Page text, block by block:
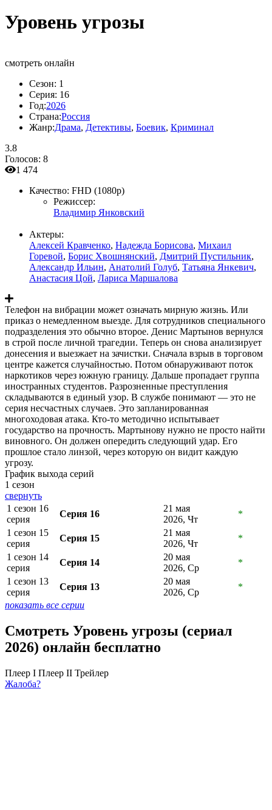
Уровень угрозы
смотреть онлайн
Сезон: 1
Серия: 16
Год:2026
Страна:Россия
Жанр:Драма, Детективы, Боевик, Криминал
3.8
Голосов: 8
1 474
Качество: FHD (1080p)
Режиссер:
Владимир Янковский
Актеры:
Алексей Кравченко, Надежда Борисова, Михаил
Горевой, Борис Хвошнянский, Дмитрий Пустильник,
Александр Ильин, Анатолий Голуб, Татьяна Янкевич,
Анастасия Цой, Лариса Маршалова
Телефон на вибрации может означать мирную жизнь. Или
приказ о немедленном выезде. Для сотрудников специального
подразделения это обычно второе. Денис Мартынов вернулся
в строй после личной трагедии. Теперь он снова анализирует
донесения и выезжает на зачистки. Сначала взрыв в торговом
центре кажется случайностью. Потом обнаруживают поток
наркотиков через южную границу. Дальше пропадает группа
иностранных студентов. Разрозненные преступления
складываются в единый узор. В службе понимают — это не
серия несчастных случаев. Это запланированная
многоходовая атака. Кто‑то методично испытывает
государство на прочность. Мартынову нужно не просто найти
виновного. Он должен опередить следующий удар. Его
прошлое стало линзой, через которую он видит каждую
угрозу.
График выхода серий
1 сезон
свернуть
1 сезон 16
серия
Серия 16
21 мая
2026, Чт
*
1 сезон 15
серия
Серия 15
21 мая
2026, Чт
*
1 сезон 14
серия
Серия 14
20 мая
2026, Ср
*
1 сезон 13
серия
Серия 13
20 мая
2026, Ср
*
показать все серии
Смотреть Уровень угрозы (сериал
2026) онлайн бесплатно
Плеер I Плеер II Трейлер
Жалоба?